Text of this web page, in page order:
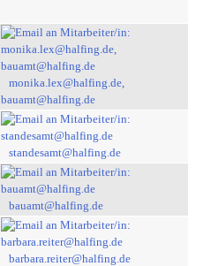
monika.lex@halfing.de,
bauamt@halfing.de
standesamt@halfing.de
bauamt@halfing.de
barbara.reiter@halfing.de